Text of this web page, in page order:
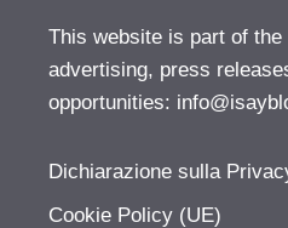
This website is part of
advertising, press
opportunities:
Dichiarazione sulla
Cookie Policy (UE)